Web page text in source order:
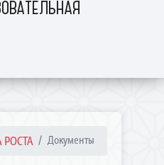
РОСТА Документы